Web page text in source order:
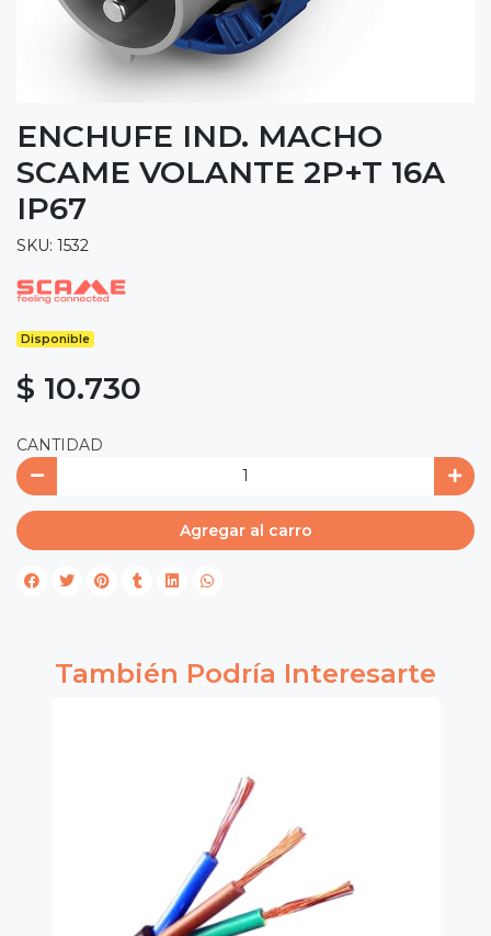
ENCHUFE IND. MACHO
SCAME VOLANTE 2P+T 16A
IP67
SKU: 1532
Disponible
$ 10.730
CANTIDAD
Agregar al carro
También Podría Interesarte